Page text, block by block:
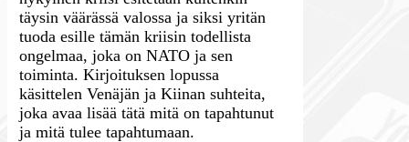
täysin väärässä valossa ja siksi yritän
tuoda esille tämän kriisin todellista
ongelmaa, joka on NATO ja sen
toiminta. Kirjoituksen lopussa
käsittelen Venäjän ja Kiinan suhteita,
joka avaa lisää tätä mitä on tapahtunut
ja mitä tulee tapahtumaan.